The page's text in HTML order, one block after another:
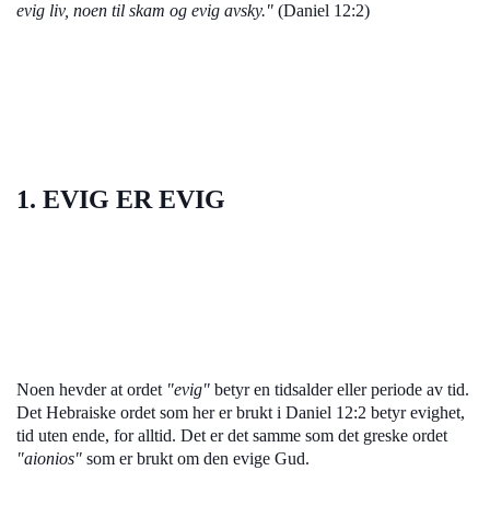
evig liv, noen til skam og evig avsky." (Daniel 12:2)
1. EVIG ER EVIG
Noen hevder at ordet "evig" betyr en tidsalder eller periode av tid.
Det Hebraiske ordet som her er brukt i Daniel 12:2 betyr evighet,
tid uten ende, for alltid. Det er det samme som det greske ordet
"aionios" som er brukt om den evige Gud.